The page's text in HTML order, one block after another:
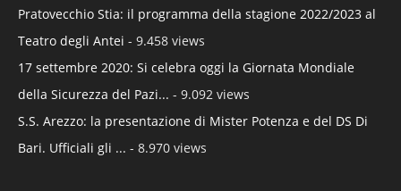
Pratovecchio Stia: il programma della stagione 2022/2023 al
Teatro degli Antei - 9.458 views
17 settembre 2020: Si celebra oggi la Giornata Mondiale
della Sicurezza del Pazi... - 9.092 views
S.S. Arezzo: la presentazione di Mister Potenza e del DS Di
Bari. Ufficiali gli ... - 8.970 views